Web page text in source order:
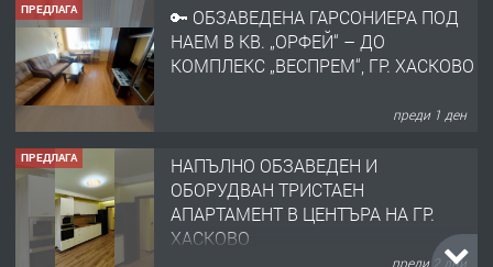
ПРЕДЛАГА
🔑 ОБЗАВЕДЕНА ГАРСОНИЕРА ПОД
НАЕМ В КВ. „ОРФЕЙ“ – ДО
КОМПЛЕКС „ВЕСПРЕМ“, ГР. ХАСКОВО
преди 1 ден
ПРЕДЛАГА
НАПЪЛНО ОБЗАВЕДЕН И
ОБОРУДВАН ТРИСТАЕН
АПАРТАМЕНТ В ЦЕНТЪРА НА ГР.
ХАСКОВО
преди 2 дни